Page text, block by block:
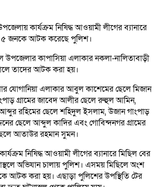
কার্যক্রম নিষিদ্ধ আওয়ামী লীগের ব্যানারে
৫ জনকে আটক করেছে পুলিশ।
কাপাসিয়া এলাকার নকলা-নালিতাবাড়ী
তাদের আটক করা হয়।
যোগানিয়া এলাকার আবুল কাশেমের ছেলে মিজান
গ্রামের জাবেদ আলীর ছেলে রুহুল আমিন,
আব্দুর রহিমের ছেলে শহিদুল ইসলাম, উজান গাংপাড়
ছেলে আব্দুল কাদির এবং গোবিন্দনগর গ্রামের
আতাউর রহমান সুমন।
নিষিদ্ধ আওয়ামী লীগের ব্যানারে মিছিল বের
অভিযান চালায় পুলিশ। এসময় মিছিলে অংশ
আটক করা হয়। এছাড়া পুলিশের উপস্থিতি টের